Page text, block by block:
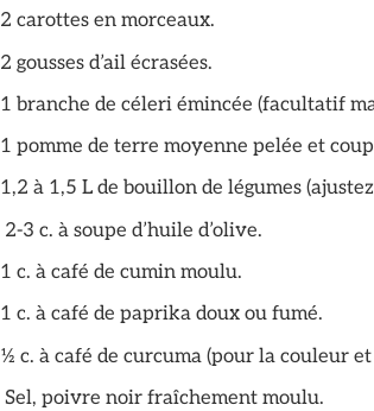
2 carottes en morceaux.
2 gousses d’ail écrasées.
1 branche de céleri émincée (facultatif
1 pomme de terre moyenne pelée et
1,2 à 1,5 L de bouillon de légumes
2-3 c. à soupe d’huile d’olive.
1 c. à café de cumin moulu.
1 c. à café de paprika doux ou fumé.
½ c. à café de curcuma (pour la couleur
Sel, poivre noir fraîchement moulu.